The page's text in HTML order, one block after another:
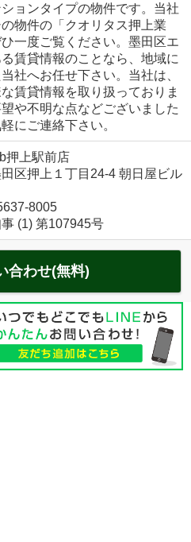
ションタイプの物件です。当社
物件の「クオリタス押上業
一度ご覧ください。墨田区エ
賃貸情報のことなら、地域に
社へお任せ下さい。当社は、
賃貸情報を取り扱っておりま
や不明な点などございました
にご連絡下さい。
押上駅前店
区押上１丁目24-4 朝日屋ビル
8005
(1) 第107945号
合わせ(無料)